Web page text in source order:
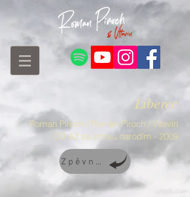
Liberec
Roman Piroch / Roman Piroch / Vltavín
CD Až se znovu narodím - 2009
Zpěvník